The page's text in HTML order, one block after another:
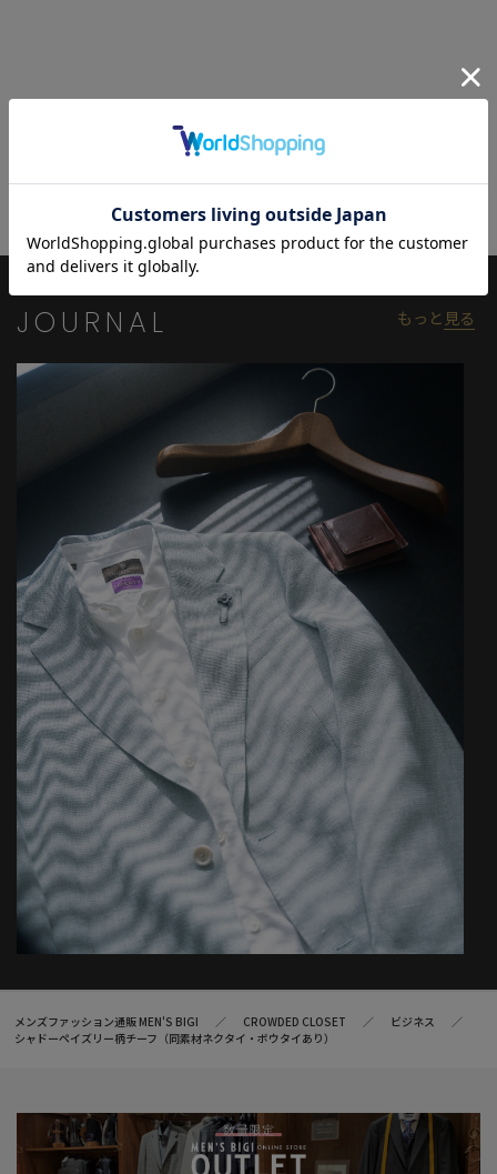
※サイズは弊社規定の採寸によって記載しておりますが、若干の
個体差が生じる場合がございます。
JOURNAL もっと 見る
メンズファッション通販 MEN'S BIGI CROWDED CLOSET
ビジネス
シャドーペイズリー柄チーフ（同素材ネクタイ・ボウタイあり）